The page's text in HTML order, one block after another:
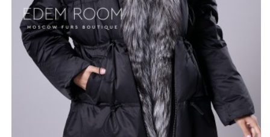
верным спутником в холодную погоду.
*описание несет информационный характер, состав и
правила ухода могут быть изменены производителем